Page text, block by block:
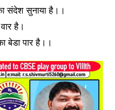
संदेश सुनाया है।।
है।
बेडा पार है।।